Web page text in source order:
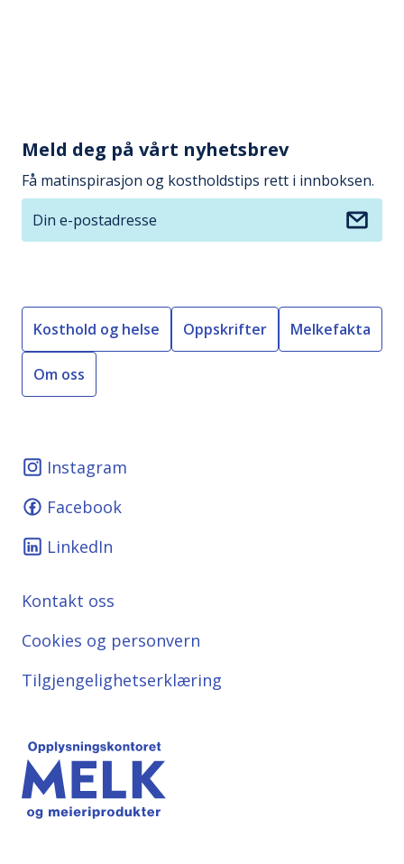
Meld deg på vårt nyhetsbrev
Få matinspirasjon og kostholdstips rett i innboksen.
Din e-postadresse
Kosthold og helse Oppskrifter Melkefakta
Om oss
Instagram
Facebook
LinkedIn
Kontakt oss
Cookies og personvern
Tilgjengelighetserklæring